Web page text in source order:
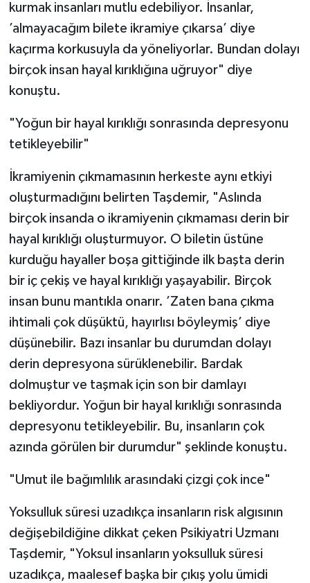
kurmak insanları mutlu edebiliyor. İnsanlar,
’almayacağım bilete ikramiye çıkarsa’ diye
kaçırma korkusuyla da yöneliyorlar. Bundan dolayı
birçok insan hayal kırıklığına uğruyor" diye
konuştu.
"Yoğun bir hayal kırıklığı sonrasında depresyonu
tetikleyebilir"
İkramiyenin çıkmamasının herkeste aynı etkiyi
oluşturmadığını belirten Taşdemir, "Aslında
birçok insanda o ikramiyenin çıkmaması derin bir
hayal kırıklığı oluşturmuyor. O biletin üstüne
kurduğu hayaller boşa gittiğinde ilk başta derin
bir iç çekiş ve hayal kırıklığı yaşayabilir. Birçok
insan bunu mantıkla onarır. ’Zaten bana çıkma
ihtimali çok düşüktü, hayırlısı böyleymiş’ diye
düşünebilir. Bazı insanlar bu durumdan dolayı
derin depresyona sürüklenebilir. Bardak
dolmuştur ve taşmak için son bir damlayı
bekliyordur. Yoğun bir hayal kırıklığı sonrasında
depresyonu tetikleyebilir. Bu, insanların çok
azında görülen bir durumdur" şeklinde konuştu.
"Umut ile bağımlılık arasındaki çizgi çok ince"
Yoksulluk süresi uzadıkça insanların risk algısının
değişebildiğine dikkat çeken Psikiyatri Uzmanı
Taşdemir, "Yoksul insanların yoksulluk süresi
uzadıkça, maalesef başka bir çıkış yolu ümidi